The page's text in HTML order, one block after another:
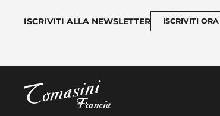
ISCRIVITI ALLA NEWSLETTER ISCRIVITI ORA